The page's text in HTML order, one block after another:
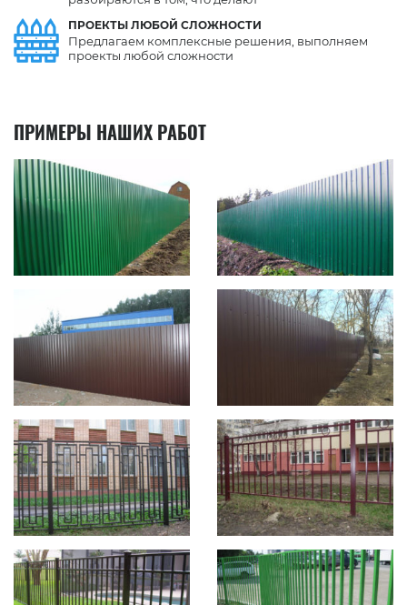
ПРОЕКТЫ ЛЮБОЙ СЛОЖНОСТИ
Предлагаем комплексные решения, выполняем
проекты любой сложности
ПРИМЕРЫ НАШИХ РАБОТ